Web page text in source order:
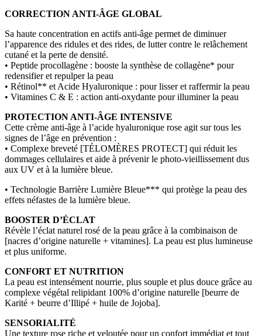
CORRECTION ANTI-ÂGE GLOBAL
Sa haute concentration en actifs anti-âge permet de diminuer
l’apparence des ridules et des rides, de lutter contre le relâchement
cutané et la perte de densité.
• Peptide procollagène : booste la synthèse de collagène* pour
redensifier et repulper la peau
• Rétinol** et Acide Hyaluronique : pour lisser et raffermir la peau
• Vitamines C & E : action anti-oxydante pour illuminer la peau
PROTECTION ANTI-ÂGE INTENSIVE
Cette crème anti-âge à l’acide hyaluronique rose agit sur tous les
signes de l’âge en prévention :
• Complexe breveté [TÉLOMÈRES PROTECT] qui réduit les
dommages cellulaires et aide à prévenir le photo-vieillissement dus
aux UV et à la lumière bleue.
• Technologie Barrière Lumière Bleue*** qui protège la peau des
effets néfastes de la lumière bleue.
BOOSTER D’ÉCLAT
Révèle l’éclat naturel rosé de la peau grâce à la combinaison de
[nacres d’origine naturelle + vitamines]. La peau est plus lumineuse
et plus uniforme.
CONFORT ET NUTRITION
La peau est intensément nourrie, plus souple et plus douce grâce au
complexe végétal relipidant 100% d’origine naturelle [beurre de
Karité + beurre d’Illipé + huile de Jojoba].
SENSORIALITÉ
Une texture rose riche et veloutée pour un confort immédiat et tout